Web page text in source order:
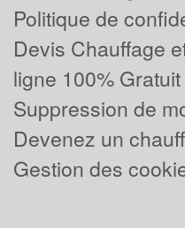
Politique de
Devis Chauffage
ligne 100% Gratuit
Suppression de
Devenez un
Gestion des